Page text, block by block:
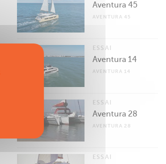
Aventura 45
AVENTURA 45
ESSAI
Aventura 14
AVENTURA 14
ESSAI
Aventura 28
AVENTURA 28
ESSAI